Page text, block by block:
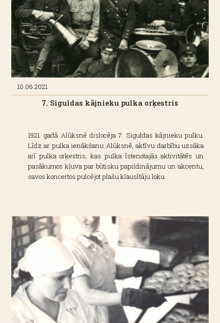
10.06.2021
7. Siguldas kājnieku pulka orķestris
1921. gadā Alūksnē dislocēja 7. Siguldas kājnieku pulku.
Līdz ar pulka ienākšanu Alūksnē, aktīvu darbību uzsāka
arī pulka orķestris, kas pulka īstenotajās aktivitātēs un
pasākumos kļuva par būtisku papildinājumu un akcentu,
savos koncertos pulcējot plašu klausītāju loku.